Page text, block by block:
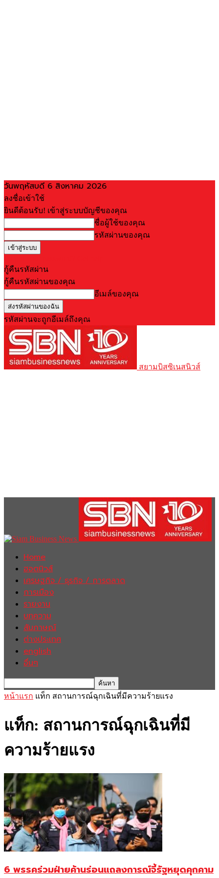
วันพฤหัสบดี 6 สิงหาคม 2026
ลงชื่อเข้าใช้
ยินดีต้อนรับ! เข้าสู่ระบบบัญชีของคุณ
ชื่อผู้ใช้ของคุณ
รหัสผ่านของคุณ
กู้คืนรหัสผ่าน
กู้คืนรหัสผ่านของคุณ
อีเมล์ของคุณ
รหัสผ่านจะถูกอีเมล์ถึงคุณ
สยามบิสซิเนสนิวส์
Home
ฮอตนิวส์
เศรษฐกิจ / ธุรกิจ / การตลาด
การเมือง
รายงาน
บทความ
สัมภาษณ์
ต่างประเทศ
english
อื่นๆ
หน้าแรก แท็ก สถานการณ์ฉุกเฉินที่มีความร้ายแรง
แท็ก: สถานการณ์ฉุกเฉินที่มี
ความร้ายแรง
6 พรรคร่วมฝ่ายค้านร่อนแถลงการณ์จี้รัฐหยุดคุกคาม